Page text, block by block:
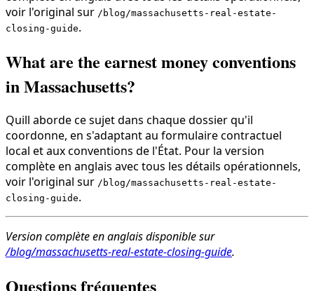
voir l'original sur /blog/massachusetts-real-estate-
closing-guide.
What are the earnest money conventions
in Massachusetts?
Quill aborde ce sujet dans chaque dossier qu'il
coordonne, en s'adaptant au formulaire contractuel
local et aux conventions de l'État. Pour la version
complète en anglais avec tous les détails opérationnels,
voir l'original sur /blog/massachusetts-real-estate-
closing-guide.
Version complète en anglais disponible sur
/blog/massachusetts-real-estate-closing-guide.
Questions fréquentes